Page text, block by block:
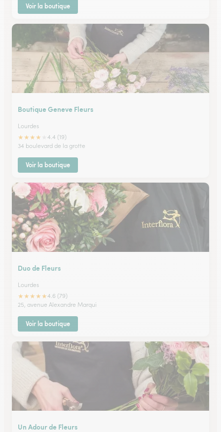
Voir la boutique
Boutique Geneve Fleurs
Lourdes
★★★★
4.4 (19)
34 boulevard de la grotte
Voir la boutique
Duo de Fleurs
Lourdes
★★★★★4.6 (79)
25, avenue Alexandre Marqui
Voir la boutique
Un Adour de Fleurs